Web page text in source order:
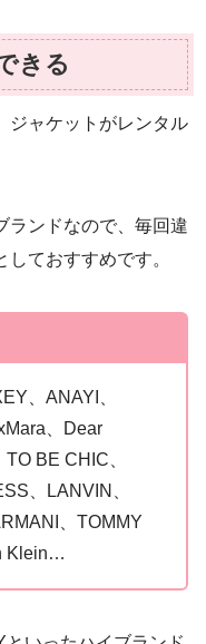
きる
ジャケットがレンタル
ランドなので、毎回違
ておすすめです。
、ANAYI、
、Dear
BE CHIC、
、LANVIN、
、TOMMY
Klein…